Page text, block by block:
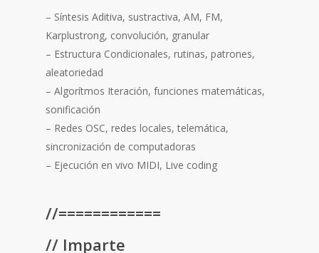
– Síntesis Aditiva, sustractiva, AM, FM,
Karplustrong, convolución, granular
– Estructura Condicionales, rutinas, patrones,
aleatoriedad
– Algorítmos Iteración, funciones matemáticas,
sonificación
– Redes OSC, redes locales, telemática,
sincronización de computadoras
– Ejecución en vivo MIDI, Live coding
//============
// Imparte